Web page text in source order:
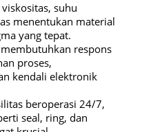
suhu
menentukan material
yang tepat.
respons
proses,
kendali elektronik
beroperasi 24/7,
seal, ring, dan